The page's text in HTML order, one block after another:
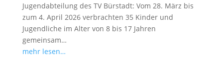
Jugendabteilung des TV Bürstadt: Vom 28. März bis
zum 4. April 2026 verbrachten 35 Kinder und
Jugendliche im Alter von 8 bis 17 Jahren
gemeinsam…
mehr lesen…